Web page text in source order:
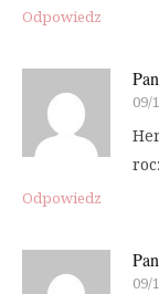
Odpowiedz
09/
Odpowiedz
09/